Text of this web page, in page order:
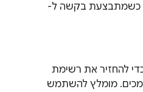
כשמתבצעת בקשה ל-
להחזיר את רשימת
מומלץ להשתמש